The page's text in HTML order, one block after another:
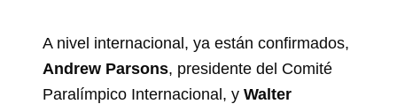
A nivel internacional, ya están confirmados,
Andrew Parsons, presidente del Comité
Paralímpico Internacional, y Walter